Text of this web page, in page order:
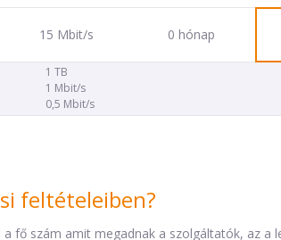
15 Mbit/s 0 hónap
1 TB
1 Mbit/s
0,5 Mbit/s
feltételeiben?
fő szám amit megadnak a szolgáltatók, az a